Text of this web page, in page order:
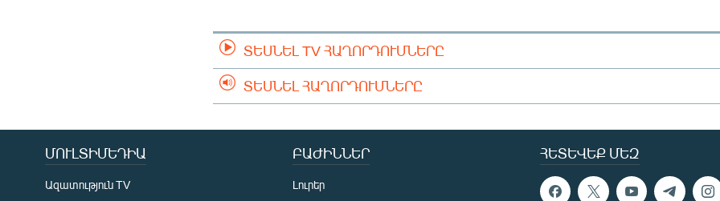
ՏԵՍՆԵԼ TV ՀԱՂՈՐԴՈՒՄՆԵՐԸ
ՏԵՍՆԵԼ ՀԱՂՈՐԴՈՒՄՆԵՐԸ
ՀԵՏԵՎԵՔ ՄԵԶ
ՄՈՒԼՏԻՄԵԴԻԱ
Ազատություն TV
ԲԱԺԻՆՆԵՐ
Լուրեր